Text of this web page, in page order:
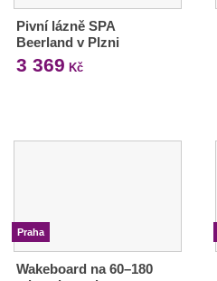
Pivní lázně SPA
Beerland v Plzni
3 369 Kč
Praha
Wakeboard na 60–180